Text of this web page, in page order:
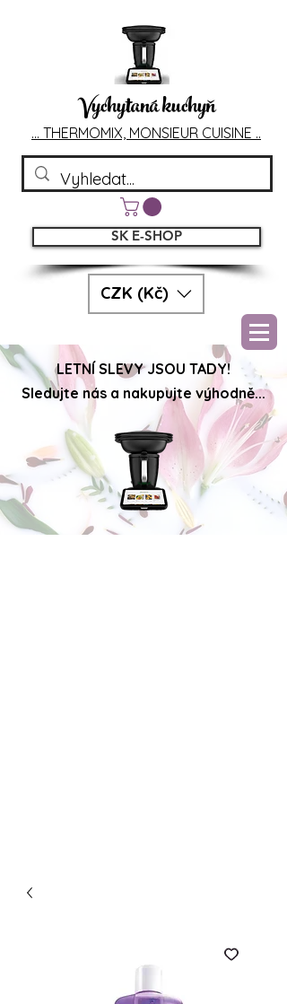
Vychytaná kuchyň
... THERMOMIX, MONSIEUR CUISINE ..
CZK (Kč)
SK E-SHOP
LETNÍ SLEVY JSOU TADY!
Sledujte nás a nakupujte výhodně...